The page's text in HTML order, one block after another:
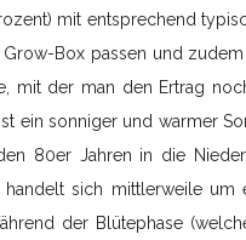
mit entsprechend
Box passen und
mit der man den Ertrag
ein sonniger und warmer
80er Jahren in die
sich mittlerweile
der Blütephase